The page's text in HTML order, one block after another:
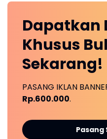
Dapatkan
Khusus
Sekarang!
PASANG IKLAN
Rp.600.000.
Pasang